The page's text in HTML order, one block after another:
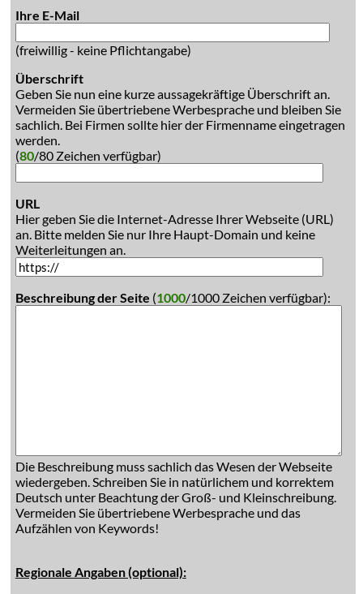
Ihre E-Mail
(freiwillig - keine Pflichtangabe)
Überschrift
Geben Sie nun eine kurze aussagekräftige Überschrift an.
Vermeiden Sie übertriebene Werbesprache und bleiben Sie
sachlich. Bei Firmen sollte hier der Firmenname eingetragen
werden.
(80/80 Zeichen verfügbar)
URL
Hier geben Sie die Internet-Adresse Ihrer Webseite (URL)
an. Bitte melden Sie nur Ihre Haupt-Domain und keine
Weiterleitungen an.
Beschreibung der Seite (1000/1000 Zeichen verfügbar):
Die Beschreibung muss sachlich das Wesen der Webseite
wiedergeben. Schreiben Sie in natürlichem und korrektem
Deutsch unter Beachtung der Groß- und Kleinschreibung.
Vermeiden Sie übertriebene Werbesprache und das
Aufzählen von Keywords!
Regionale Angaben (optional):